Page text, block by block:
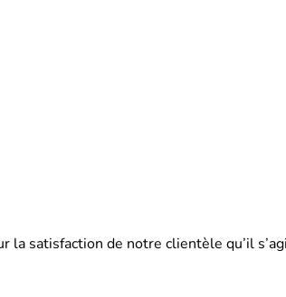
satisfaction de notre clientèle qu’il